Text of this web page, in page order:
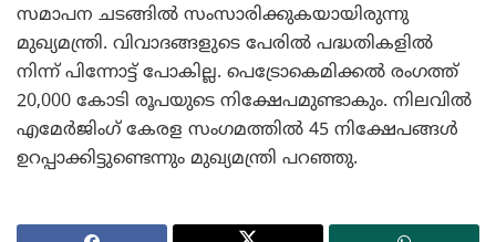
സമാപന ചടങ്ങില്‍ സംസാരിക്കുകയായിരുന്നു
മുഖ്യമന്ത്രി. വിവാദങ്ങളുടെ പേരില്‍ പദ്ധതികളില്‍
നിന്ന് പിന്നോട്ട് പോകില്ല. പെട്രോകെമിക്കല്‍ രംഗത്ത്
20,000 കോടി രൂപയുടെ നിക്ഷേപമുണ്ടാകും. നിലവില്‍
എമേര്‍ജിംഗ് കേരള സംഗമത്തില്‍ 45 നിക്ഷേപങ്ങള്‍
ഉറപ്പാക്കിട്ടുണ്ടെന്നും മുഖ്യമന്ത്രി പറഞ്ഞു.